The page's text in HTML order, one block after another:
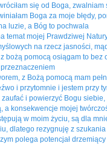
się od Boga, zwalniam
Boga za moje błędy,
luzie, a Bóg to pochwala
temat mojej Prawdziwej
na rzecz jasności,
bożą pomocą osiągam to bez
z Bożą pomocą mam
i przytomnie i jestem przy
i powierzyć Bogu
a konsekwencje mojej
w moim życiu, są dla
dlatego rezygnuję z
polega potencjał